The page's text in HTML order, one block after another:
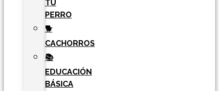
TU
PERRO
🐕
CACHORROS
📚
EDUCACIÓN
BÁSICA